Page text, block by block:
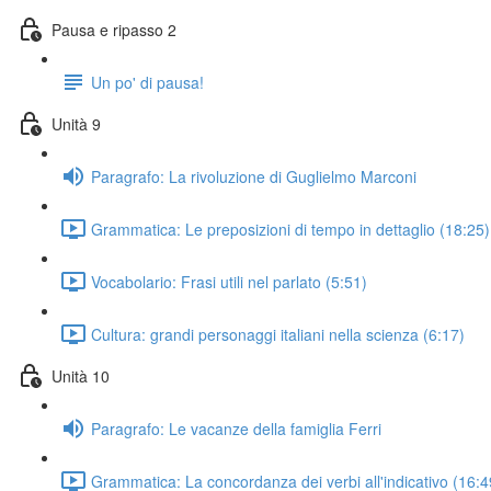
Pausa e ripasso 2
Un po' di pausa!
Unità 9
Paragrafo: La rivoluzione di Guglielmo Marconi
Grammatica: Le preposizioni di tempo in dettaglio (18:25)
Vocabolario: Frasi utili nel parlato (5:51)
Cultura: grandi personaggi italiani nella scienza (6:17)
Unità 10
Paragrafo: Le vacanze della famiglia Ferri
Grammatica: La concordanza dei verbi all'indicativo